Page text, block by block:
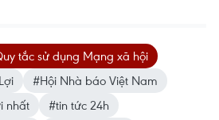
tắc sử dụng Mạng xã hội
#Hội Nhà báo Việt Nam
nhất
#tin tức 24h